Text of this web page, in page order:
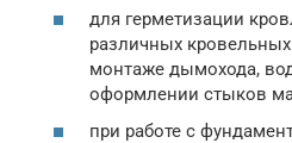
для герметизации
различных
монтаже дымохода,
оформлении стыков
при работе с